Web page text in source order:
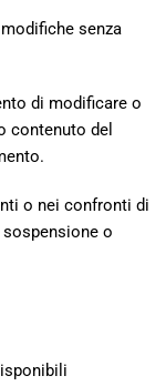
senza
di modificare o
contenuto del
o nei confronti di
o